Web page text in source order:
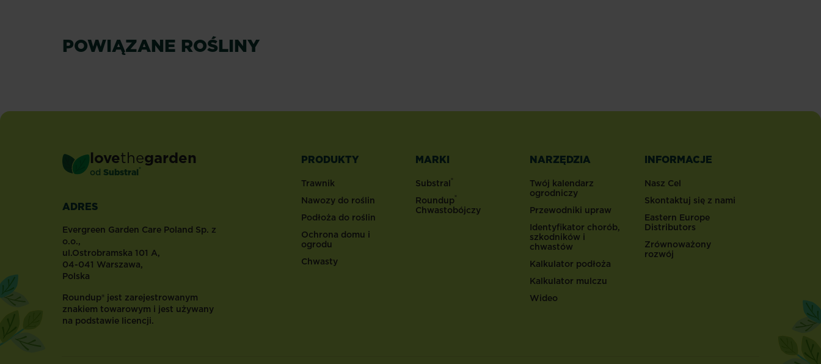
POWIĄZANE ROŚLINY
Czytaj więcej
Ziemniaki
Czytaj więcej
lovethegarden
od Substral®
ADRES
Evergreen Garden Care Poland Sp. z
o.o.,
ul.Ostrobramska 101 A,
04-041 Warszawa,
Polska
Roundup® jest zarejestrowanym
znakiem towarowym i jest używany
na podstawie licencji.
PRODUKTY
Trawnik
Nawozy do roślin
Podłoża do roślin
Ochrona domu i
ogrodu
Chwasty
MARKI
Substral®
Roundup®
Chwastobójczy
NARZĘDZIA
Twój kalendarz
ogrodniczy
Przewodniki upraw
Identyfikator chorób,
szkodników i
chwastów
Kalkulator podłoża
Kalkulator mulczu
Wideo
INFORMACJE
Nasz Cel
Skontaktuj się z nami
Eastern Europe
Distributors
Zrównoważony
rozwój